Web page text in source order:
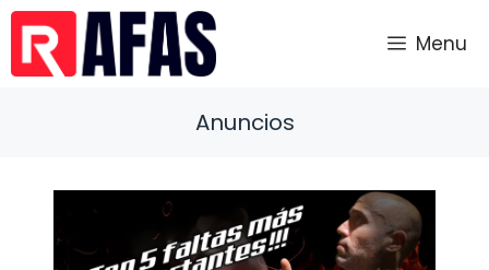
Saltar
contenido
Menu
Anuncios